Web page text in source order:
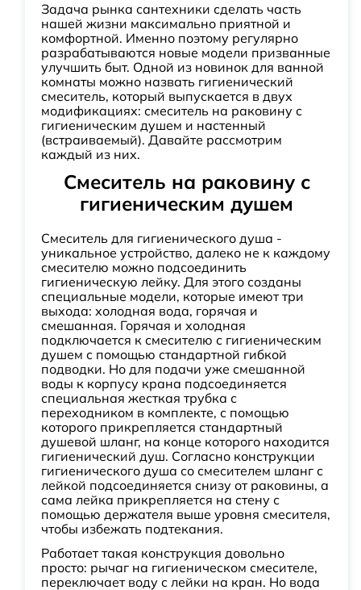
Задача рынка сантехники сделать часть
нашей жизни максимально приятной и
комфортной. Именно поэтому регулярно
разрабатываются новые модели призванные
улучшить быт. Одной из новинок для ванной
комнаты можно назвать гигиенический
смеситель, который выпускается в двух
модификациях: смеситель на раковину с
гигиеническим душем и настенный
(встраиваемый). Давайте рассмотрим
каждый из них.
Смеситель на раковину с
гигиеническим душем
Смеситель для гигиенического душа -
уникальное устройство, далеко не к каждому
смесителю можно подсоединить
гигиеническую лейку. Для этого созданы
специальные модели, которые имеют три
выхода: холодная вода, горячая и
смешанная. Горячая и холодная
подключается к смесителю с гигиеническим
душем с помощью стандартной гибкой
подводки. Но для подачи уже смешанной
воды к корпусу крана подсоединяется
специальная жесткая трубка с
переходником в комплекте, с помощью
которого прикрепляется стандартный
душевой шланг, на конце которого находится
гигиенический душ. Согласно конструкции
гигиенического душа со смесителем шланг с
лейкой подсоединяется снизу от раковины, а
сама лейка прикрепляется на стену с
помощью держателя выше уровня смесителя,
чтобы избежать подтекания.
Работает такая конструкция довольно
просто: рычаг на гигиеническом смесителе,
переключает воду с лейки на кран. Но вода